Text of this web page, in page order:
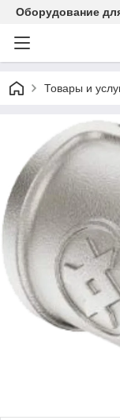
Оборудование
Товары и